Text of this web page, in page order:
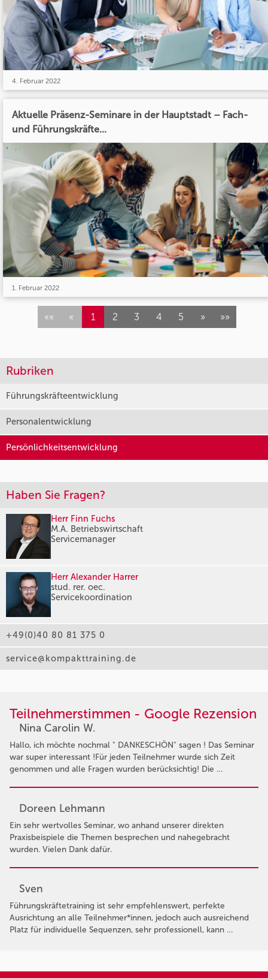
4. Februar 2022
Aktuelle Präsenz-Seminare in der Hauptstadt – Fach-
und Führungskräfte...
1. Februar 2022
«« « 1 2 3 4 5 » »»
Rubriken
Führungskräfteentwicklung
Personalentwicklung
Persönlichkeitsentwicklung
Haben Sie Fragen?
Herr Finn Fuchs
M.A. Betriebswirtschaft
Servicemanager
Herr Alexander Harrer
stud. rer. oec.
Servicekoordination
+49(0)40 80 81 375 0
service@kompakttraining.de
Teilnehmerstimmen - Google Rezension
Nina Carolin W.
Hallo, ich möchte nochmal " DANKESCHÖN" sagen ! Das Seminar
war super interessant !Für jeden Teilnehmer wurde sich Zeit
genommen und alle Fragen wurden berücksichtig! Die …
Doreen Lehmann
Ein sehr wertvolles Seminar, wo anhand unserer direkten
Praxisbeispiele die Themen besprechen und nahegebracht
wurden. Vielen Dank dafür.
Sven
Führungskräftetraining ist sehr empfehlenswert, perfekte
Ausrichtung an alle Teilnehmer*innen, jedoch auch ausreichend
Platz für individuelle Sequenzen, sehr professionell, kann …